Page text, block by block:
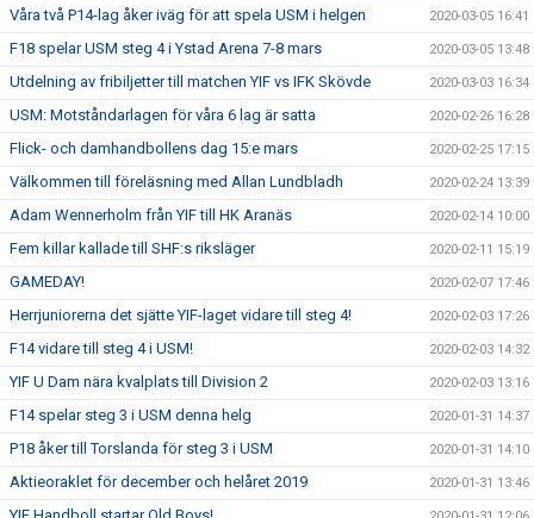
Våra två P14-lag åker iväg för att spela USM i helgen 2020-03-05 16:41
F18 spelar USM steg 4 i Ystad Arena 7-8 mars 2020-03-05 13:48
Utdelning av fribiljetter till matchen YIF vs IFK Skövde 2020-03-03 16:34
USM: Motståndarlagen för våra 6 lag är satta 2020-02-26 16:28
Flick- och damhandbollens dag 15:e mars 2020-02-25 17:15
Välkommen till föreläsning med Allan Lundbladh 2020-02-24 13:39
Adam Wennerholm från YIF till HK Aranäs 2020-02-14 10:00
Fem killar kallade till SHF:s riksläger 2020-02-11 15:19
GAMEDAY! 2020-02-07 17:46
Herrjuniorerna det sjätte YIF-laget vidare till steg 4! 2020-02-03 17:26
F14 vidare till steg 4 i USM! 2020-02-03 14:32
YIF U Dam nära kvalplats till Division 2 2020-02-03 13:16
F14 spelar steg 3 i USM denna helg 2020-01-31 14:37
P18 åker till Torslanda för steg 3 i USM 2020-01-31 14:10
Aktieoraklet för december och helåret 2019 2020-01-31 13:46